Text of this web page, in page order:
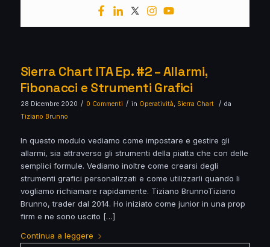
Sierra Chart ITA Ep. #2 – Allarmi,
Fibonacci e Strumenti Grafici
28 Dicembre 2020 / 0 Commenti / in Operatività, Sierra Chart / da
Tiziano Brunno
In questo modulo vediamo come impostare e gestire gli
allarmi, sia attraverso gli strumenti della piatta che con delle
semplici formule. Vediamo inoltre come crearsi degli
strumenti grafici personalizzati e come utilizzarli quando li
vogliamo richiamare rapidamente. Tiziano BrunnoTiziano
Brunno, trader dal 2014. Ho iniziato come junior in una prop
firm e ne sono uscito […]
Continua a leggere